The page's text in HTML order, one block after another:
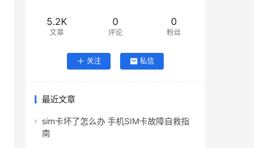
5.2K
文章
0
评论
0
粉丝
关注 私信
最近文章
sim卡坏了怎么办 手机SIM卡故障自救指
南